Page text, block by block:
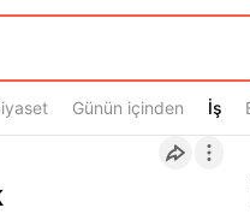
Günün içinden İş
İş